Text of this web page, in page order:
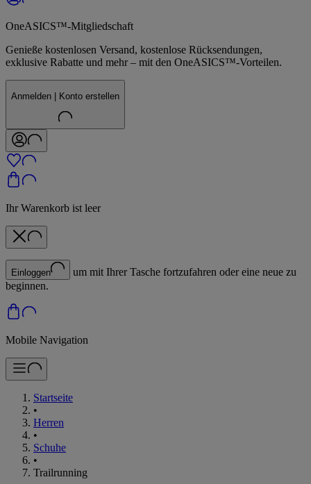
OneASICS™-Mitgliedschaft
Genieße kostenlosen Versand, kostenlose Rücksendungen,
exklusive Rabatte und mehr – mit den OneASICS™-Vorteilen.
Anmelden | Konto erstellen
Ihr Warenkorb ist leer
Einloggen
um mit Ihrer Tasche fortzufahren oder eine neue zu
beginnen.
Mobile Navigation
Startseite
•
Herren
•
Schuhe
•
Trailrunning